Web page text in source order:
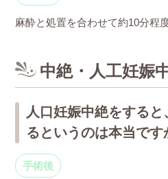
麻酔と処置を合わせて約10分程
中絶・人工妊娠
人口妊娠中絶をする
るというのは本当です
手術後